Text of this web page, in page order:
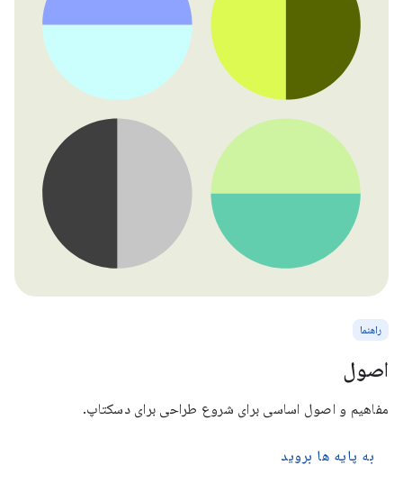
راهنما
اصول
مفاهیم و اصول اساسی برای شروع طراحی برای دسکتاپ.
به پایه ها بروید